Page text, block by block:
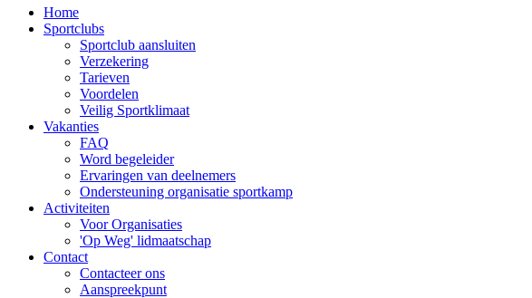
Home
Sportclubs
Sportclub aansluiten
Verzekering
Tarieven
Voordelen
Veilig Sportklimaat
Vakanties
FAQ
Word begeleider
Ervaringen van deelnemers
Ondersteuning organisatie sportkamp
Activiteiten
Voor Organisaties
'Op Weg' lidmaatschap
Contact
Contacteer ons
Aanspreekpunt